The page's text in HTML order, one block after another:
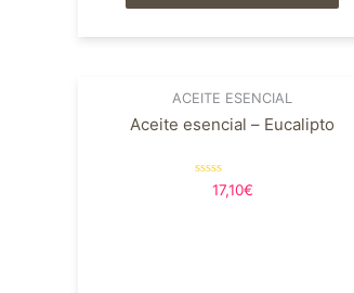
ACEITE ESENCIAL
Aceite esencial – Eucalipto
Valorado
17,10€